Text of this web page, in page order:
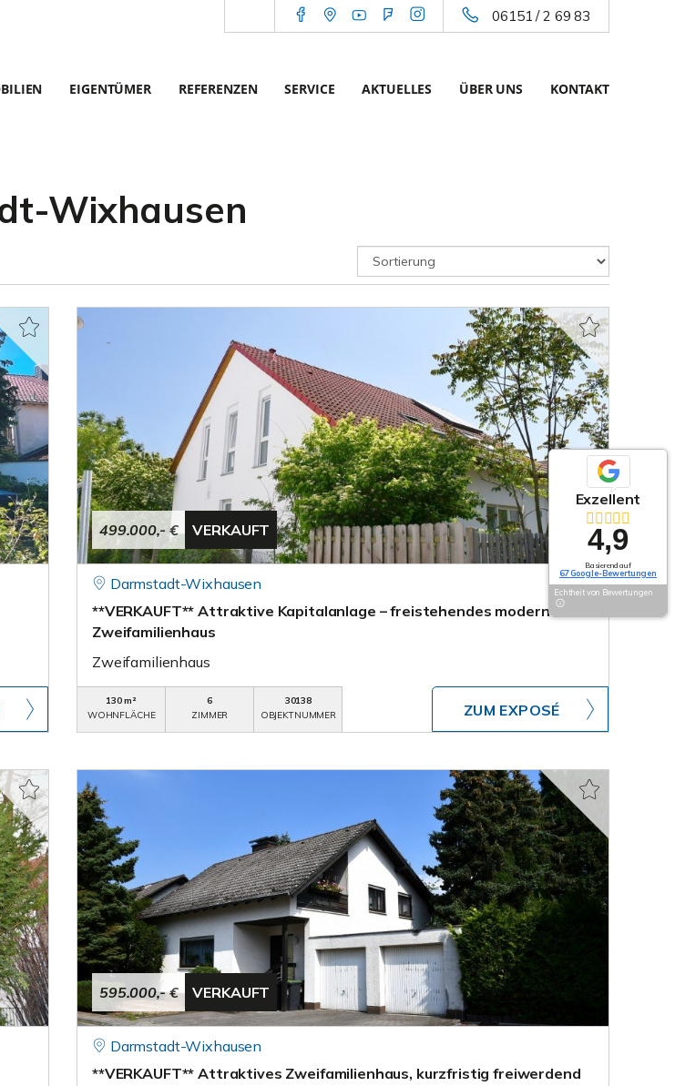
06151 / 2 69 83
EIGENTÜMER REFERENZEN SERVICE AKTUELLES ÜBER UNS KONTAKT
Wixhausen
499.000,- € VERKAUFT
Darmstadt-Wixhausen
**VERKAUFT** Attraktive Kapitalanlage – freistehendes modernes
Zweifamilienhaus
Zweifamilienhaus
130 m²
WOHNFLÄCHE
6
ZIMMER
30138
OBJEKTNUMMER
ZUM EXPOSÉ
595.000,- € VERKAUFT
Darmstadt-Wixhausen
**VERKAUFT** Attraktives Zweifamilienhaus, kurzfristig freiwerdend
Exzellent
4,9
Basierend auf
67 Google-Bewertungen
Echtheit von Bewertungen